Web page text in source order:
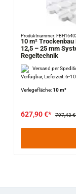
Produktnummer:
10 m²
12,5 – 25 mm
Regeltechnik
Versand per
Verfügbar, Lieferzeit: 6-
Verlegefläche:10 m²
627,90 €* 797,43